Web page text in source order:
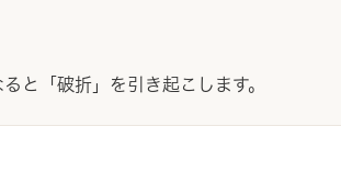
と「破折」を引き起こします。